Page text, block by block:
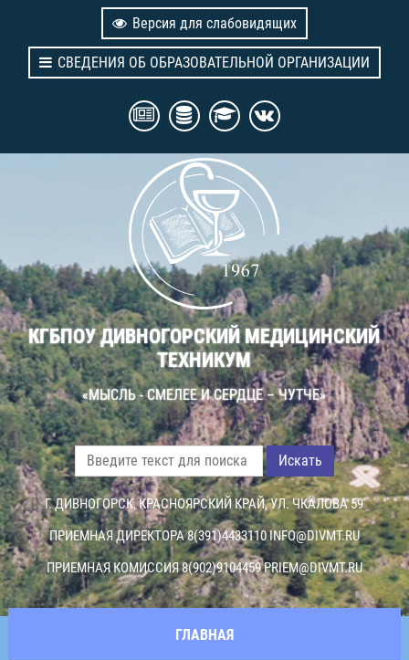
Версия для слабовидящих
СВЕДЕНИЯ ОБ ОБРАЗОВАТЕЛЬНОЙ ОРГАНИЗАЦИИ
КГБПОУ ДИВНОГОРСКИЙ МЕДИЦИНСКИЙ
ТЕХНИКУМ
«МЫСЛЬ - СМЕЛЕЕ И СЕРДЦЕ – ЧУТЧЕ»
Искать
Г. ДИВНОГОРСК, КРАСНОЯРСКИЙ КРАЙ, УЛ. ЧКАЛОВА 59
ПРИЕМНАЯ ДИРЕКТОРА 8(391)4433110INFO@DIVMT.RU
ПРИЕМНАЯ КОМИССИЯ 8(902)9104459PRIEM@DIVMT.RU
ГЛАВНАЯ